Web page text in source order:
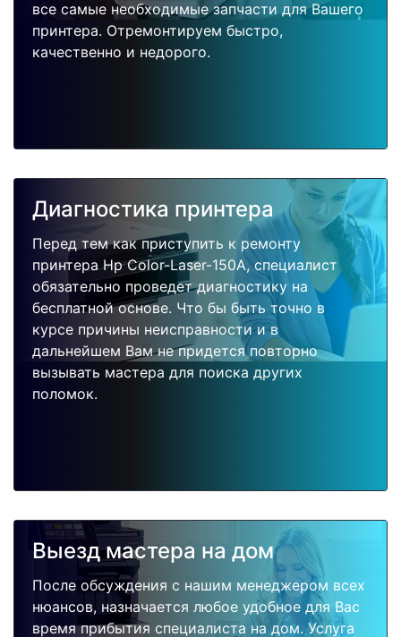
все самые необходимые запчасти для Вашего
принтера. Отремонтируем быстро,
качественно и недорого.
Диагностика принтера
Перед тем как приступить к ремонту
принтера Hp Color-Laser-150A, специалист
обязательно проведет диагностику на
бесплатной основе. Что бы быть точно в
курсе причины неисправности и в
дальнейшем Вам не придется повторно
вызывать мастера для поиска других
поломок.
Выезд мастера на дом
После обсуждения с нашим менеджером всех
нюансов, назначается любое удобное для Вас
время прибытия специалиста на дом. Услуга